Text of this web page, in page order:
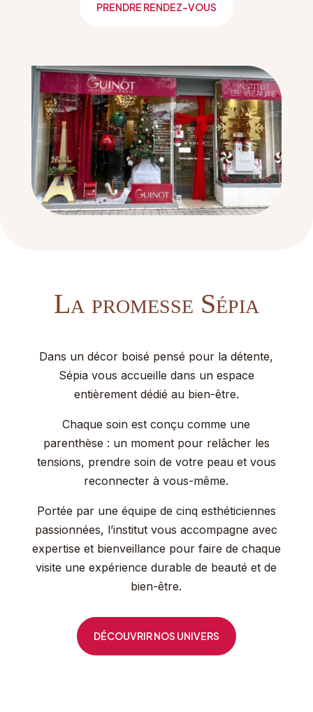
PRENDRE RENDEZ-VOUS
La promesse Sépia
Dans un décor boisé pensé pour la détente,
Sépia vous accueille dans un espace
entièrement dédié au bien-être.
Chaque soin est conçu comme une
parenthèse : un moment pour relâcher les
tensions, prendre soin de votre peau et vous
reconnecter à vous-même.
Portée par une équipe de cinq esthéticiennes
passionnées, l’institut vous accompagne avec
expertise et bienveillance pour faire de chaque
visite une expérience durable de beauté et de
bien-être.
DÉCOUVRIR NOS UNIVERS